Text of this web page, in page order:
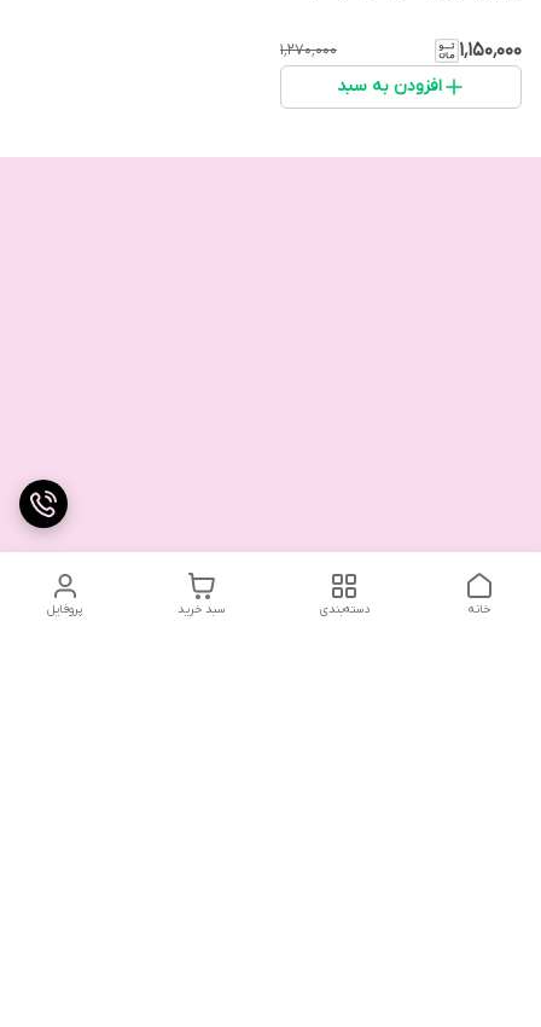
۱٬۱۵۰٬۰۰۰ ۱٬۲۷۰٬۰۰۰
افزودن به سبد
پروفایل سبد خرید دسته‌بندی خانه